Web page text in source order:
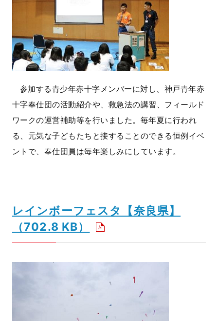
参加する青少年赤十字メンバーに対し、神戸青年赤
十字奉仕団の活動紹介や、救急法の講習、フィールド
ワークの運営補助等を行いました。毎年夏に行われ
る、元気な子どもたちと接することのできる恒例イベ
ントで、奉仕団員は毎年楽しみにしています。
レインボーフェスタ【奈良県】
（702.8 KB）